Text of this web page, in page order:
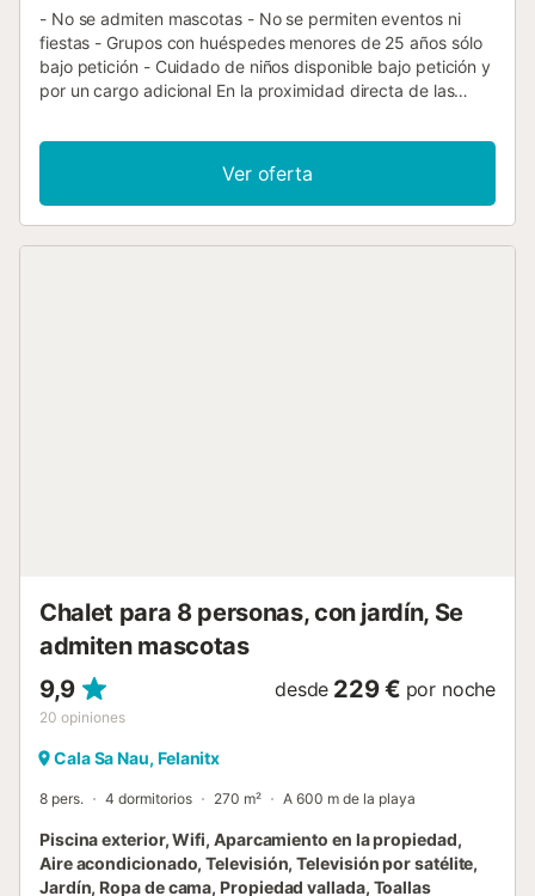
- No se admiten mascotas - No se permiten eventos ni
fiestas - Grupos con huéspedes menores de 25 años sólo
bajo petición - Cuidado de niños disponible bajo petición y
por un cargo adicional En la proximidad directa de las
la "Finca Sanau" se encuentra justo a las afueras de la
popular localidad de Cala d'Or. La casa inspira con su
arquitectura: tiene una elegante torre redonda, en la que
se encuentran algunas de las habitaciones. La finca consta
Ver oferta
Chalet para 8 personas, con jardín, Se
admiten mascotas
9,9
20 opiniones
desde 229 € por noche
Cala Sa Nau, Felanitx
8 pers. 4 dormitorios 270 m² A 600 m de la playa
Piscina exterior, Wifi, Aparcamiento en la propiedad,
Aire acondicionado, Televisión, Televisión por satélite,
Jardín, Ropa de cama, Propiedad vallada, Toallas